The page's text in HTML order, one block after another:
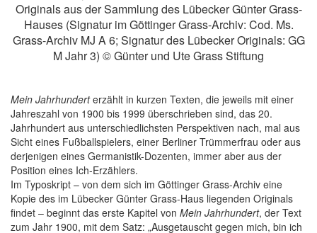
Originals aus der Sammlung des Lübecker Günter Grass-
Hauses (Signatur im Göttinger Grass-Archiv: Cod. Ms.
Grass-Archiv MJ A 6; Signatur des Lübecker Originals: GG
M Jahr 3) © Günter und Ute Grass Stiftung
Mein Jahrhunderterzählt in kurzen Texten, die jeweils mit einer
Jahreszahl von 1900 bis 1999 überschrieben sind, das 20.
Jahrhundert aus unterschiedlichsten Perspektiven nach, mal aus
Sicht eines Fußballspielers, einer Berliner Trümmerfrau oder aus
derjenigen eines Germanistik-Dozenten, immer aber aus der
Position eines Ich-Erzählers.
Im Typoskript – von dem sich im Göttinger Grass-Archiv eine
Kopie des im Lübecker Günter Grass-Haus liegenden Originals
findet – beginnt das erste Kapitel von Mein Jahrhundert, der Text
zum Jahr 1900, mit dem Satz: „Ausgetauscht gegen mich, bin ich